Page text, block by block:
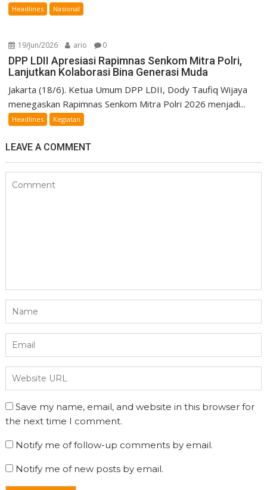
Headlines Nasional
19/Jun/2026 ario 0
DPP LDII Apresiasi Rapimnas Senkom Mitra Polri,
Lanjutkan Kolaborasi Bina Generasi Muda
Jakarta (18/6). Ketua Umum DPP LDII, Dody Taufiq Wijaya
menegaskan Rapimnas Senkom Mitra Polri 2026 menjadi...
Headlines Kegiatan
LEAVE A COMMENT
Save my name, email, and website in this browser for
the next time I comment.
Notify me of follow-up comments by email.
Notify me of new posts by email.